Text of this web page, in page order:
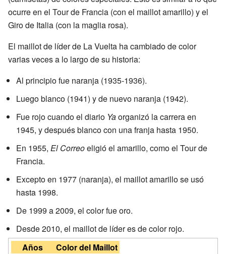
ocurre en el Tour de Francia (con el maillot amarillo) y el
Giro de Italia (con la maglia rosa).
El maillot de líder de La Vuelta ha cambiado de color
varias veces a lo largo de su historia:
Al principio fue naranja (1935-1936).
Luego blanco (1941) y de nuevo naranja (1942).
Fue rojo cuando el diario Yaorganizó la carrera en
1945, y después blanco con una franja hasta 1950.
En 1955, El Correoeligió el amarillo, como el Tour de
Francia.
Excepto en 1977 (naranja), el maillot amarillo se usó
hasta 1998.
De 1999 a 2009, el color fue oro.
Desde 2010, el maillot de líder es de color rojo.
Años
Color del Maillot